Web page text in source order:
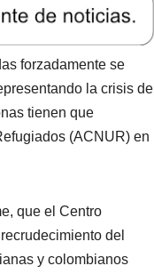
forzadamente se
la crisis de
tienen que
(ACNUR) en
que el Centro
del
y colombianos